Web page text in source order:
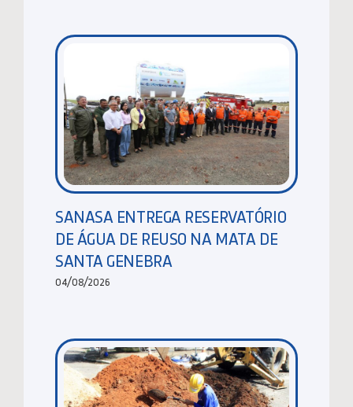
SANASA ENTREGA RESERVATÓRIO
DE ÁGUA DE REUSO NA MATA DE
SANTA GENEBRA
04/08/2026